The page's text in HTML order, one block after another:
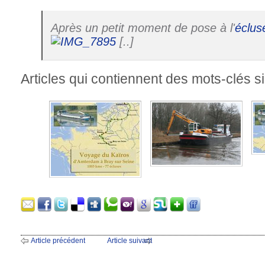
Après un petit moment de pose à l'
[..]
Articles qui contiennent des mots-clés
Article précédent Article suivant